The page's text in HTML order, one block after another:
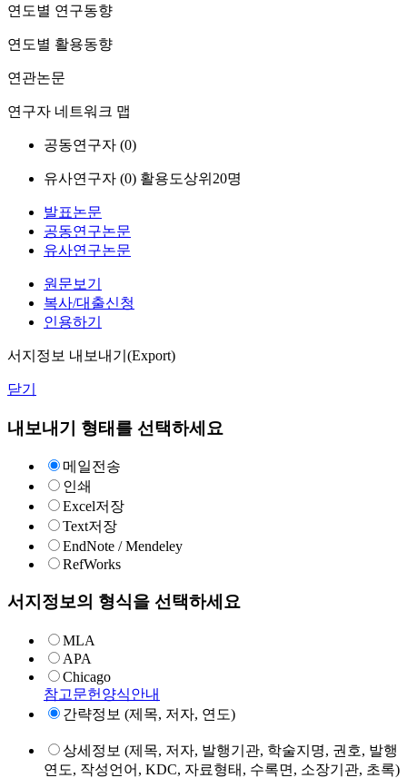
연도별 연구동향
연도별 활용동향
연관논문
연구자 네트워크 맵
공동연구자 (0)
유사연구자 (0) 활용도상위20명
발표논문
공동연구논문
유사연구논문
원문보기
복사/대출신청
인용하기
서지정보 내보내기(Export)
닫기
내보내기 형태를 선택하세요
메일전송
인쇄
Excel저장
Text저장
EndNote / Mendeley
RefWorks
서지정보의 형식을 선택하세요
MLA
APA
Chicago
참고문헌양식안내
간략정보 (제목, 저자, 연도)
상세정보 (제목, 저자, 발행기관, 학술지명, 권호, 발행
연도, 작성언어, KDC, 자료형태, 수록면, 소장기관, 초록)